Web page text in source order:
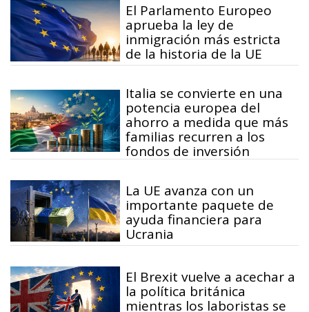
El Parlamento Europeo
aprueba la ley de
inmigración más estricta
de la historia de la UE
Italia se convierte en una
potencia europea del
ahorro a medida que más
familias recurren a los
fondos de inversión
La UE avanza con un
importante paquete de
ayuda financiera para
Ucrania
El Brexit vuelve a acechar a
la política británica
mientras los laboristas se